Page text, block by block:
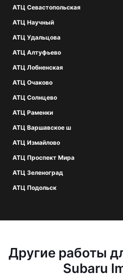
АТЦ Севастопольская
АТЦ Научный
АТЦ Удальцова
АТЦ Алтуфьево
АТЦ Лобненская
АТЦ Очаково
АТЦ Солнцево
АТЦ Раменки
АТЦ Варшавское ш
АТЦ Измайлово
АТЦ Проспект Мира
АТЦ Зеленоград
АТЦ Подольск
Другие работы
Subaru